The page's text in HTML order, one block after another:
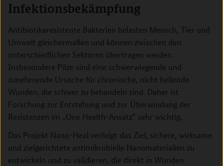
Infektionsbekämpfung
Antibiotikaresistente Bakterien belasten Mensch, Tier und
Umwelt gleichermaßen und können zwischen den
unterschiedlichen Sektoren übertragen werden.
Insbesondere Pilze sind eine schwerwiegende und
zunehmende Ursache für chronische, nicht heilende
Wunden, die schwer zu behandeln sind. Daher ist
Forschung zur Entstehung und zur Überwindung der
Resistenzen im „One Health-Ansatz“ sehr wichtig.
Das Projekt Nano-Heal verfolgt das Ziel, sichere, wirksame
und zielgerichtete antimikrobielle Nanomaterialien zu
entwickeln und zu validieren, die direkt in Wunden